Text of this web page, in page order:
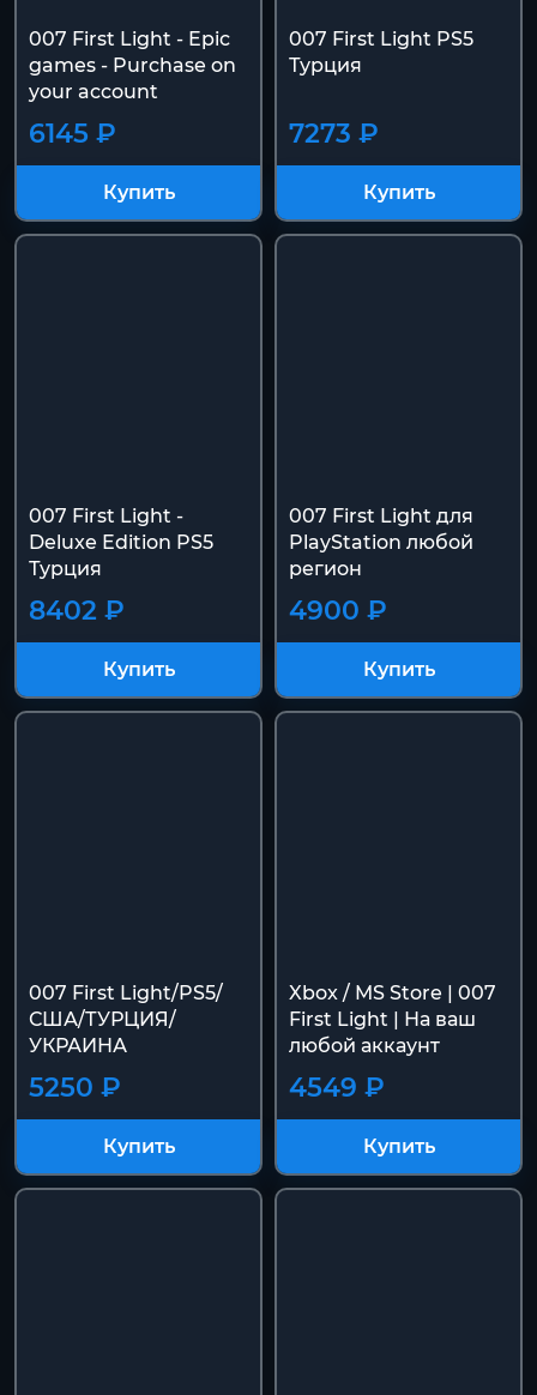
007 First Light - Epic
games - Purchase on
your account
6145 ₽
Купить
007 First Light PS5
Турция
7273 ₽
Купить
007 First Light -
Deluxe Edition PS5
Турция
8402 ₽
Купить
007 First Light для
PlayStation любой
регион
4900 ₽
Купить
007 First Light/PS5/
США/ТУРЦИЯ/
УКРАИНА
5250 ₽
Купить
Xbox / MS Store | 007
First Light | На ваш
любой аккаунт
4549 ₽
Купить